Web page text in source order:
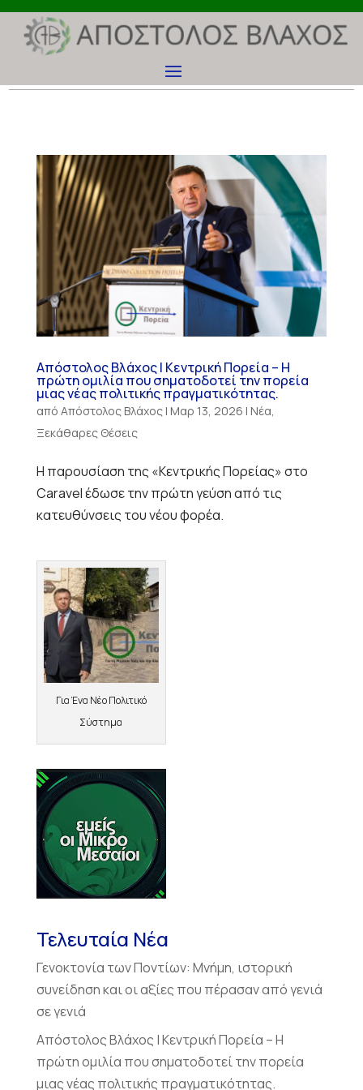
Απόστολος Βλάχος | Κεντρική Πορεία – Η
πρώτη ομιλία που σηματοδοτεί την πορεία
μιας νέας πολιτικής πραγματικότητας.
από Απόστολος Βλάχος| Μαρ 13, 2026 | Νέα,
Ξεκάθαρες Θέσεις
Η παρουσίαση της «Κεντρικής Πορείας» στο
Caravel έδωσε την πρώτη γεύση από τις
κατευθύνσεις του νέου φορέα.
Για Ένα Νέο Πολιτικό
Σύστημα
Τελευταία Νέα
Γενοκτονία των Ποντίων: Μνήμη, ιστορική
συνείδηση και οι αξίες που πέρασαν από γενιά
σε γενιά
Απόστολος Βλάχος | Κεντρική Πορεία – Η
πρώτη ομιλία που σηματοδοτεί την πορεία
μιας νέας πολιτικής πραγματικότητας.